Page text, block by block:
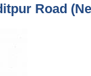
Road